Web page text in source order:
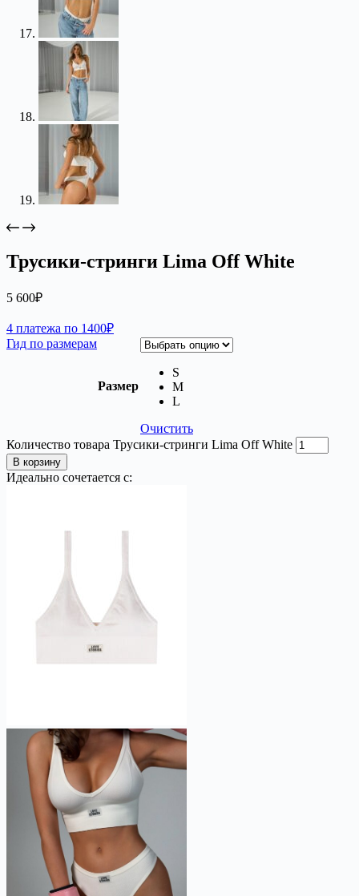
Трусики-стринги Lima Off White
5 600₽
4 платежа по 1400₽
Гид по размерам
Размер
S
M
L
Очистить
Количество товара Трусики-стринги Lima Off White
В корзину
Идеально сочетается с: